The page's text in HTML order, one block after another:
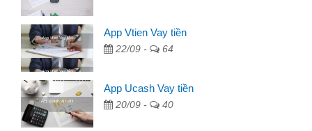
App Vtien Vay tiền
22/09 - 64
App Ucash Vay tiền
20/09 - 40